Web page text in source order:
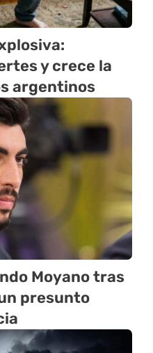
y crece la
argentinos
Moyano tras
presunto